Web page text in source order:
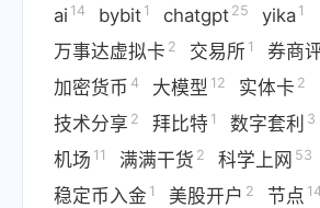
ai 14 bybit 1 chatgpt 25 yika 1
万事达虚拟卡 2 交易所 1 券商
加密货币 4 大模型 12 实体卡 2
技术分享 2 拜比特 1 数字套利 3
机场 11 满满干货 2 科学上网 53
稳定币入金 1 美股开户 2 节点